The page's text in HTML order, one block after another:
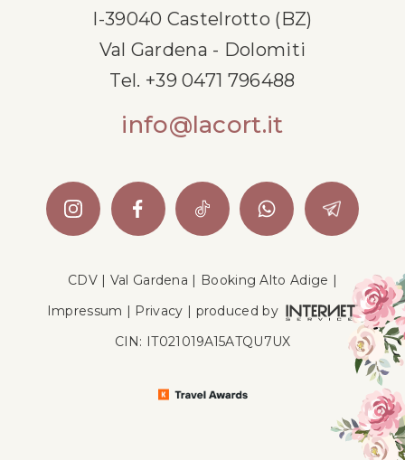
I-39040 Castelrotto (BZ)
Val Gardena - Dolomiti
Tel. +39 0471 796488
info@lacort.it
CDV| Val Gardena | Booking Alto Adige |
Impressum | Privacy | produced by
CIN: IT021019A15ATQU7UX